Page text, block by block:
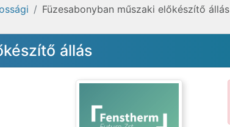
Füzesabonyban műszaki előkészítő állás
állás